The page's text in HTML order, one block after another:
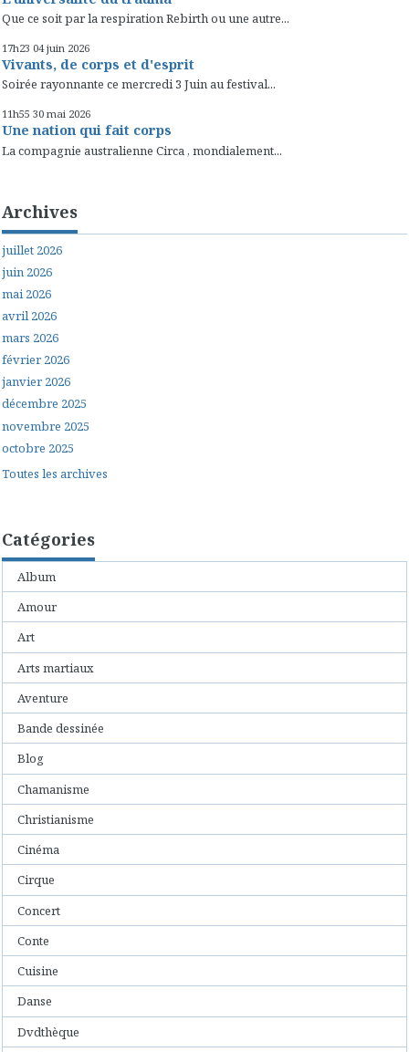
Que ce soit par la respiration Rebirth ou une autre...
17h23 04 juin 2026
Vivants, de corps et d'esprit
Soirée rayonnante ce mercredi 3 Juin au festival...
11h55 30 mai 2026
Une nation qui fait corps
La compagnie australienne Circa , mondialement...
Archives
juillet 2026
juin 2026
mai 2026
avril 2026
mars 2026
février 2026
janvier 2026
décembre 2025
novembre 2025
octobre 2025
Toutes les archives
Catégories
Album
Amour
Art
Arts martiaux
Aventure
Bande dessinée
Blog
Chamanisme
Christianisme
Cinéma
Cirque
Concert
Conte
Cuisine
Danse
Dvdthèque